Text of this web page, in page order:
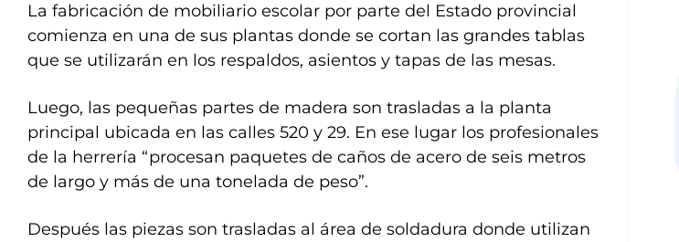
La fabricación de mobiliario escolar por parte del Estado provincial
comienza en una de sus plantas donde se cortan las grandes tablas
que se utilizarán en los respaldos, asientos y tapas de las mesas.
Luego, las pequeñas partes de madera son trasladas a la planta
principal ubicada en las calles 520 y 29. En ese lugar los profesionales
de la herrería “procesan paquetes de caños de acero de seis metros
de largo y más de una tonelada de peso”.
Después las piezas son trasladas al área de soldadura donde utilizan